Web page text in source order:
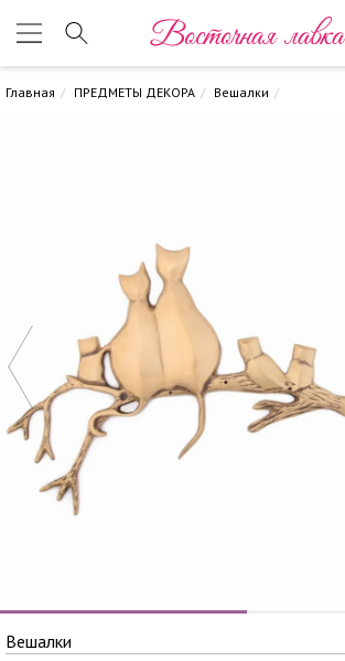
Восточная лавка
Главная ПРЕДМЕТЫ ДЕКОРА Вешалки
Вешалки